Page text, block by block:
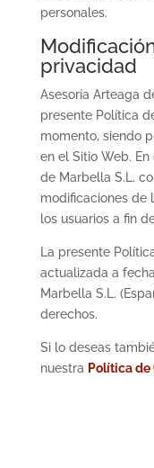
personales.
privacidad
Asesoría Arteaga
presente Política
momento, siendo
en el Sitio Web.
de Marbella S.L.
modificaciones de
los usuarios a fin
La presente
actualizada a
Marbella S.L.
derechos.
Si lo deseas
nuestra Política de